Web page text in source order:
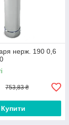
нерж. 190 0,6
753,83 ₴
Купити